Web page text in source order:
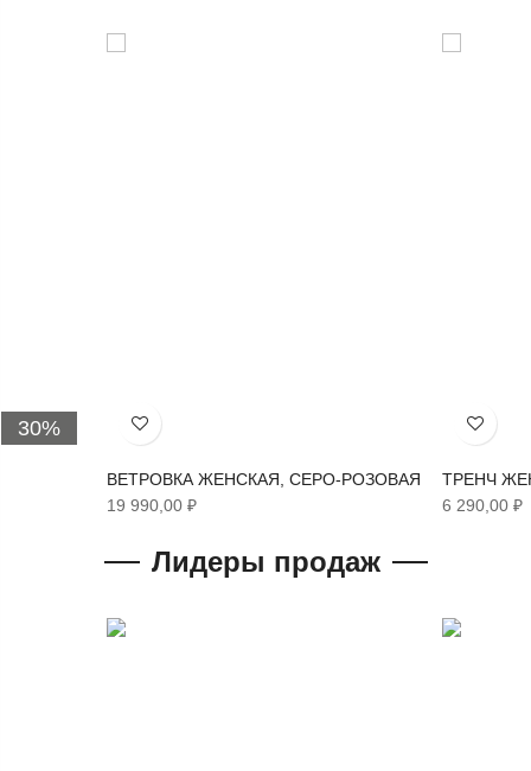
30% Хочу!
ВЕТРОВКА ЖЕНСКАЯ, СЕРО-РОЗОВАЯ
19 990,00 ₽
Хочу!
ТРЕНЧ
6 290,00 ₽
Лидеры продаж